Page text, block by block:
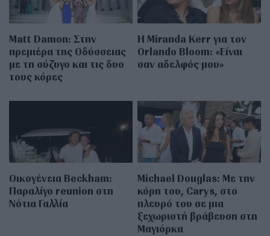
Matt Damon: Στην
πρεμιέρα της Οδύσσειας
με τη σύζυγο και τις δυο
τους κόρες
Η Miranda Kerr για τον
Orlando Bloom: «Είναι
σαν αδελφός μου»
Οικογένεια Beckham:
Παραλίγο reunion στη
Νότια Γαλλία
Michael Douglas: Με την
κόρη του, Carys, στο
πλευρό του σε μια
ξεχωριστή βράβευση στη
Μαγιόρκα